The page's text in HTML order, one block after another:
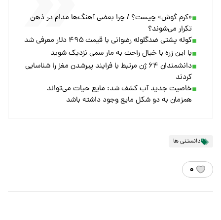
«کرم گوش» چیست؟ / چرا بعضی آهنگ‌ها مدام در ذهن
تکرار می‌شوند؟
کوله پشتی ضدگلوله رضوانی با قیمت ۴۹۵ دلار معرفی شد
با این زره با خیال راحت به مار سمی نزدیک شوید
دانشمندان ۶۴ ژن‌ مرتبط با فرایند پیرشدن مغز را شناسایی
کردند
خاصیت جدید آب کشف شد: مایع حیات می‌تواند
همزمان به دو شکل مایع وجود داشته باشد
دانستنی ها
۰